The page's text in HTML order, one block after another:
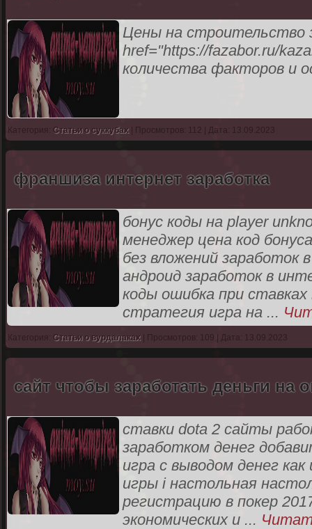
Цены на строительство
href="https://fazabor.ru/
количества факторов и
Категория: Статьи о суккубах | Просмотров: 112 | Дата: 13.09.2023
франшиза интернет заработка
бонус коды на player
менеджер цена код
без вложений
андроид заработок в
коды ошибка при ставках
стратегия игра на ...
Категория: Статьи о вурдалаках | Просмотров: 109 | Дата: 13.09.2023
сайт чтобы заработать деньги на
ставки dota 2 сайты
заработком денег
игра с выводом денег
игры i настольная
регистрацию в покер
экономических и ...